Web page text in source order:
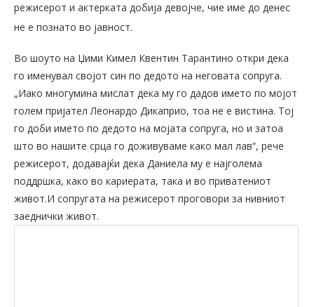
режисерот и актерката добија девојче, чие име до денес
не е познато во јавност.
Во шоуто на Џими Кимел Квентин Тарантино откри дека
го именувал својот син по дедото на неговата сопруга.
„Иако многумина мислат дека му го дадов името по мојот
голем пријател Леонардо Дикаприо, тоа не е вистина. Тој
го доби името по дедото на мојата сопруга, но и затоа
што во нашите срца го доживуваме како мал лав“, рече
режисерот, додавајќи дека Даниела му е најголема
поддршка, како во кариерата, така и во приватениот
живот.И сопругата на режисерот проговори за нивниот
заеднички живот.